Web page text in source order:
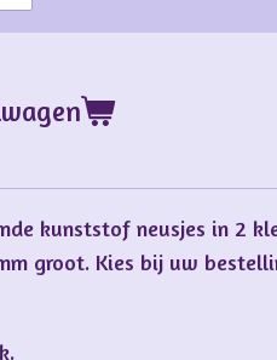
kunststof neusjes in 2
groot. Kies bij uw